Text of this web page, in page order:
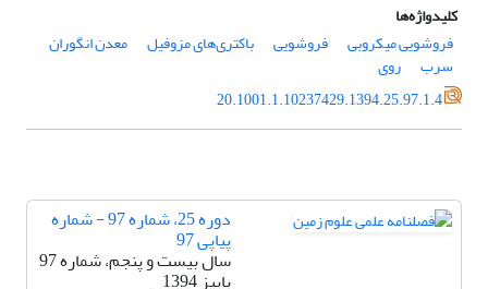
کلیدواژه‌ها
فروشویی میکروبی
فروشویی باکتری‌های مزوفیل معدن انگوران
سرب
روی
20.1001.1.10237429.1394.25.97.1.4
دوره 25، شماره 97 - شماره
پیاپی 97
سال بیست و پنجم، شماره 97
پاییز 1394